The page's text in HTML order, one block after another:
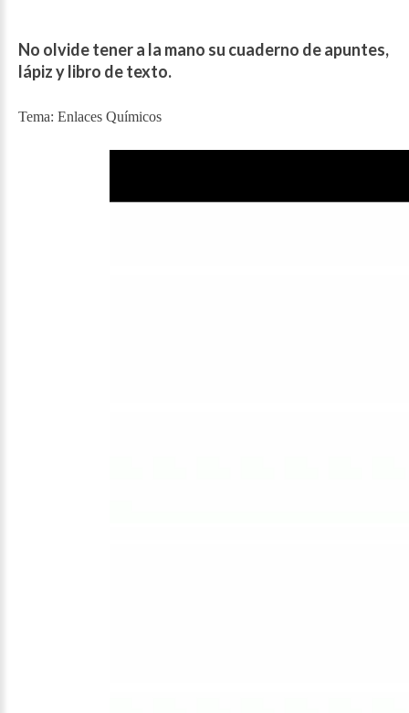
No olvide tener a la mano su cuaderno de apuntes,
lápiz y libro de texto.
Tema: Enlaces Químicos